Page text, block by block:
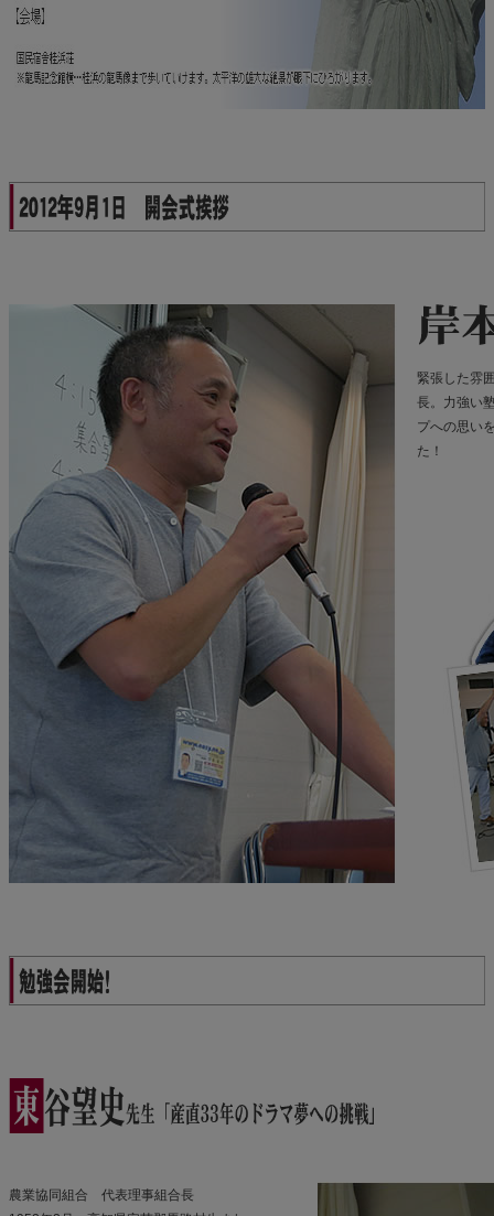
緊張した雰
長。力強い
プへの思い
た！
農業協同組合 代表理事組合長